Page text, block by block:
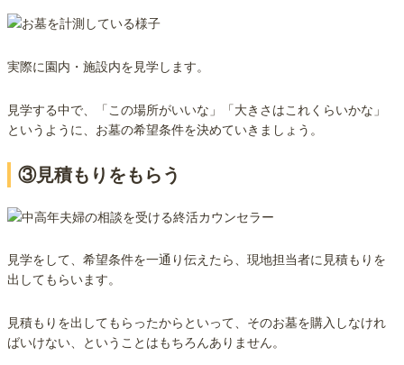
実際に園内・施設内を見学します。
見学する中で、「この場所がいいな」「大きさはこれくらいかな」
というように、お墓の希望条件を決めていきましょう。
③見積もりをもらう
見学をして、希望条件を一通り伝えたら、現地担当者に見積もりを
出してもらいます。
見積もりを出してもらったからといって、そのお墓を購入しなけれ
ばいけない、ということはもちろんありません。